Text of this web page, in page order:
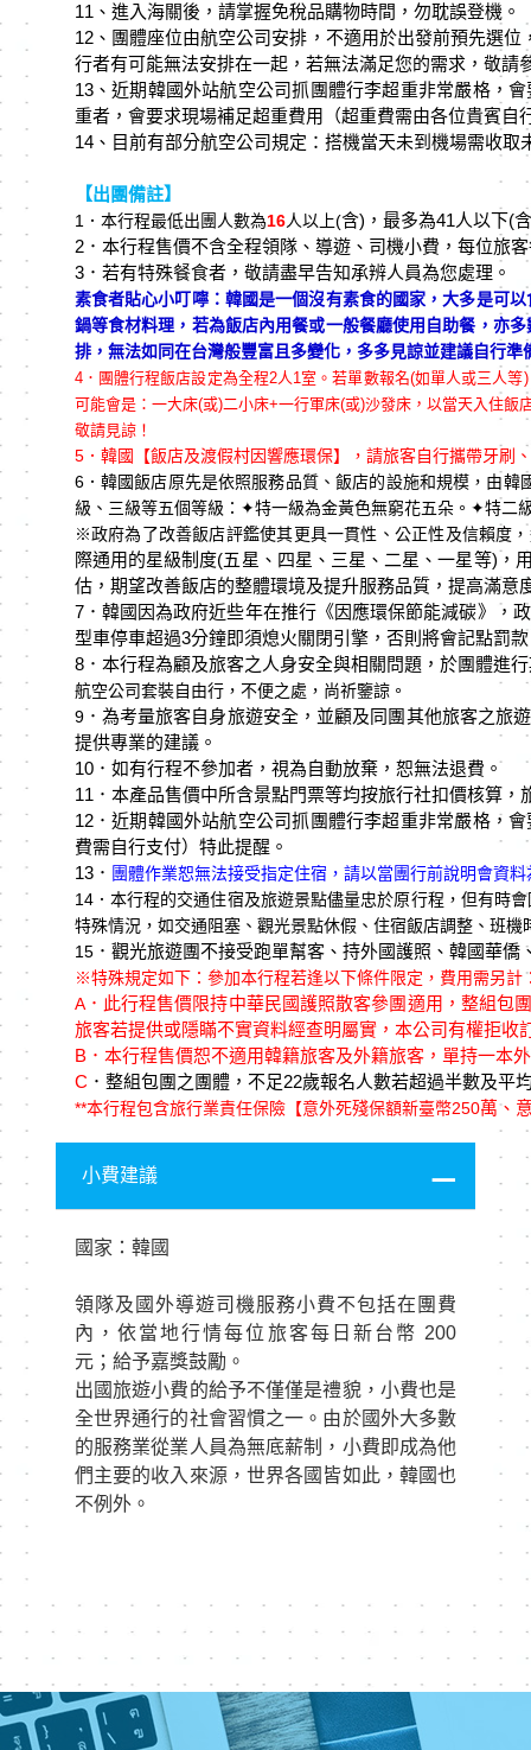
11、進入海關後，請掌握免稅品購物時間，勿耽誤登機。
12、團體座位由航空公司安排，不適⽤於出發前預先選
行者有可能無法安排在⼀起，若無法滿足您的需求，敬請
13、近期韓國外站航空公司抓團體行李超重非常嚴格，
重者，會要求現場補足超重費⽤（超重費需由各位貴賓⾃
14、目前有部分航空公司規定：搭機當天未到機場需收
【出團備註】
1．本行程最低出團人數為16人以上(含) ，最多為41人以下(
2．本行程售價不含全程領隊、導遊、司機小費，每位旅
3．若有特殊餐食者，敬請盡早告知承辨人員為您處理。
素食者貼心小叮嚀：韓國是一個沒有素食的國家，大多是可
鍋等食材料理，若為飯店內用餐或一般餐廳使用自助餐，亦
排，無法如同在台灣般豐富且多變化，多多見諒並建議自行準
4． 團體行程飯店設定為全程2人1室。若單數報名(如單人或三人
可能會是：一大床(或)二小床+一行軍床(或)沙發床，以當天入住
敬請見諒！
5．韓國【飯店及渡假村因響應環保】，請旅客自行攜帶牙刷
6．韓國飯店原先是依照服務品質、飯店的設施和規模，由
級、三級等五個等級： ✦特一級為金黃色無窮花五朵。 ✦特二
※政府為了改善飯店評鑑使其更具一貫性、公正性及信賴度
際通用的星級制度(五星、四星、三星、二星、一星等) ，
估，期望改善飯店的整體環境及提升服務品質，提高滿
7．韓國因為政府近些年在推行《因應環保節能減碳》，
型車停車超過3分鐘即須熄火關閉引擎，否則將會記點罰
8．本行程為顧及旅客之人身安全與相關問題，於團體進
航空公司套裝自由行，不便之處，尚祈鑒諒。
9．為考量旅客自身旅遊安全，並顧及同團其他旅客之旅
提供專業的建議。
10．如有⾏程不參加者，視為⾃動放棄，恕無法退費。
11．本產品售價中所含景點門票等均按旅行社扣價核算
12．近期韓國外站航空公司抓團體行李超重非常嚴格，
費需自行支付）特此提醒。
13． 團體作業恕無法接受指定住宿，請以當團行前說明會資
14．本行程的交通住宿及旅遊景點儘量忠於原行程，但有時
特殊情況，如交通阻塞、觀光景點休假、住宿飯店調整、班
15．觀光旅遊團不接受跑單幫客、持外國護照、韓國華僑
※特殊規定如下：參加本行程若逢以下條件限定，費用需另計
A．此行程售價限持中華民國護照散客參團適用，整組包
旅客若提供或隱瞞不實資料經查明屬實，本公司有權拒
B．本行程售價恕不適用韓籍旅客及外籍旅客，單持一本
C ．整組包團之團體，不足22歲報名人數若超過半數及平
**本行程包含旅行業責任保險【意外死殘保額新臺幣250萬、
小費建議
國家：韓國
領隊及國外導遊司機服務小費不包括在團費
內，依當地行情每位旅客每日新台幣 200
元；給予嘉獎鼓勵。
出國旅遊小費的給予不僅僅是禮貌，小費也是
全世界通行的社會習慣之一。由於國外大多數
的服務業從業人員為無底薪制，小費即成為他
們主要的收入來源，世界各國皆如此，韓國也
不例外。